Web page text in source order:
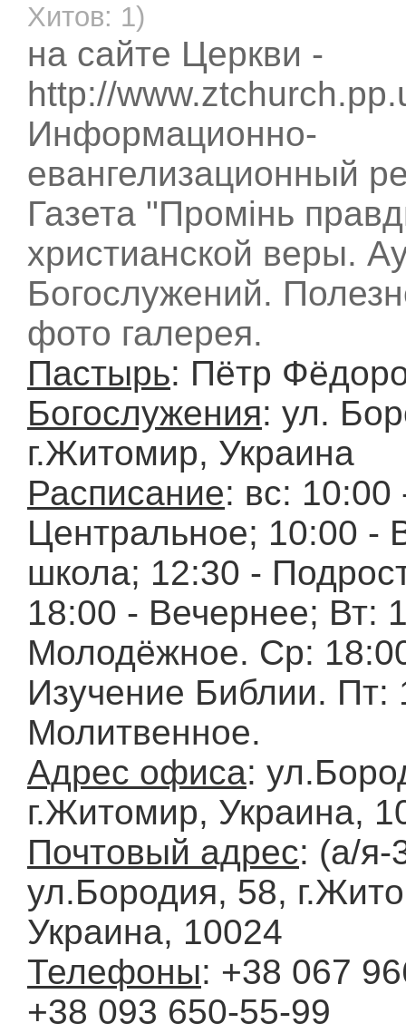
Хитов: 1)
на сайте Церкви -
http://
Информационно-
евангелизационный
Газета "Промінь
христианской веры.
Богослужений.
фото галерея.
Пастырь: Пётр
Богослужения: ул.
г.Житомир, Украина
Расписание: вс: 10:00
Центральное; 10:00 -
школа; 12:30 -
18:00 - Вечернее; Вт:
Молодёжное. Ср:
Изучение Библии. Пт:
Молитвенное.
Адрес офиса:
г.Житомир, Украина,
Почтовый адрес: (а/я-
ул.Бородия, 58,
Украина, 10024
Телефоны: +38 067
+38 093 650-55-99